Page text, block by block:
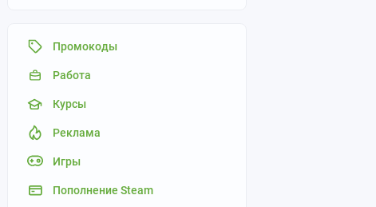
Промокоды
Работа
Курсы
Реклама
Игры
Пополнение Steam